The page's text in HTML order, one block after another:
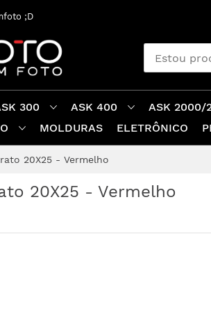
;D
300 ASK 400 ASK 2000/
MOLDURAS ELETRÔNICO
20X25 - Vermelho
20X25 - Vermelho